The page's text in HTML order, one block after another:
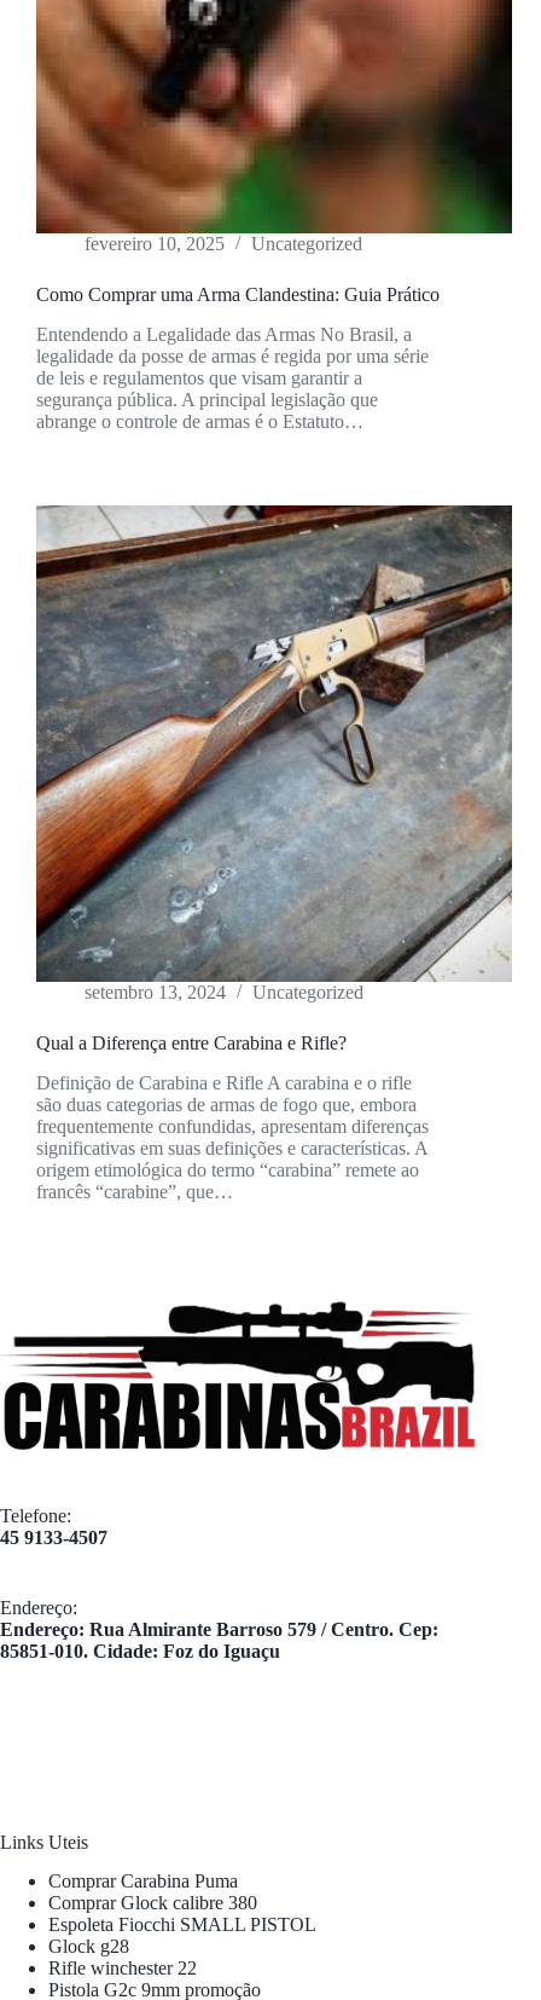
fevereiro 10, 2025 Uncategorized
Como Comprar uma Arma Clandestina: Guia Prático
Entendendo a Legalidade das Armas No Brasil, a
legalidade da posse de armas é regida por uma série
de leis e regulamentos que visam garantir a
segurança pública. A principal legislação que
abrange o controle de armas é o Estatuto…
setembro 13, 2024 Uncategorized
Qual a Diferença entre Carabina e Rifle?
Definição de Carabina e Rifle A carabina e o rifle
são duas categorias de armas de fogo que, embora
frequentemente confundidas, apresentam diferenças
significativas em suas definições e características. A
origem etimológica do termo “carabina” remete ao
francês “carabine”, que…
Telefone:
45 9133-4507
Endereço:
​Endereço: Rua Almirante Barroso 579 / Centro. Cep:
85851-010. Cidade: Foz do Iguaçu
Links Uteis
Comprar Carabina Puma
Comprar Glock calibre 380
Espoleta Fiocchi SMALL PISTOL
Glock g28
Rifle winchester 22
Pistola G2c 9mm promoção